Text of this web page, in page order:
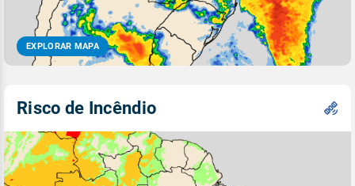
EXPLORAR MAPA
Risco de Incêndio